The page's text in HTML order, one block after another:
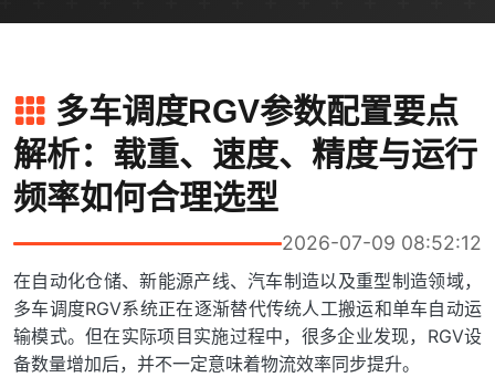
多车调度RGV参数配置要点
解析：载重、速度、精度与运行
频率如何合理选型
2026-07-09 08:52:12
在自动化仓储、新能源产线、汽车制造以及重型制造领域，
多车调度RGV系统正在逐渐替代传统人工搬运和单车自动运
输模式。但在实际项目实施过程中，很多企业发现，RGV设
备数量增加后，并不一定意味着物流效率同步提升。